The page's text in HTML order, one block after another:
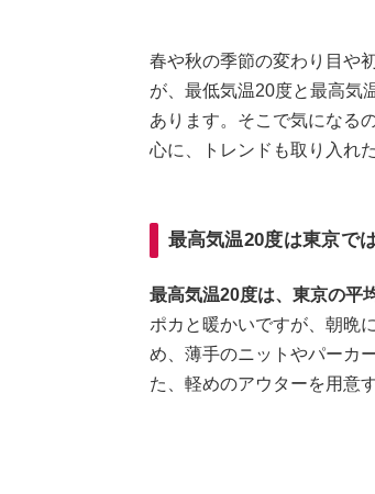
春や秋の季節の変わり目や
が、最低気温20度と最高気
あります。そこで気になる
心に、トレンドも取り入れ
最高気温20度は東京で
最高気温20度は、東京の平
ポカと暖かいですが、朝晩
め、薄手のニットやパーカ
た、軽めのアウターを用意